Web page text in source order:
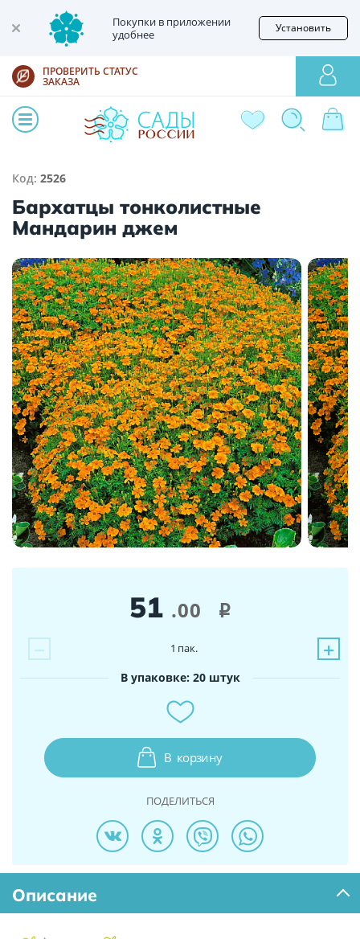
Покупки в приложении
удобнее
Установить
ПРОВЕРИТЬ СТАТУС
ЗАКАЗА
Код: 2526
Бархатцы тонколистные
Мандарин джем
51 .00 i
− +
1 пак.
В упаковке: 20 штук
В корзину
ПОДЕЛИТЬСЯ
Описание